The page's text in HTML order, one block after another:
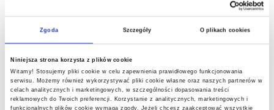
Zgoda Szczegóły O plikach cookies
Niniejsza strona korzysta z plików cookie
Witamy! Stosujemy pliki cookie w celu zapewnienia prawidłowego funkcjonowania
serwisu. Możemy również wykorzystywać pliki cookie własne oraz naszych partnerów w
celach analitycznych i marketingowych, w szczególności dopasowania treści
reklamowych do Twoich preferencji. Korzystanie z analitycznych, marketingowych i
funkcjonalnych plików cookie wymaga zgody. Jeżeli chcesz zaakceptować wszystkie
Pokrój marchewkę i cukinię. Na patelni rozgrzej olej i podsmażaj
przez kilka minut samą marchewkę, następnie dorzuć cukinię i
pozostały ananas. Dodaj sól i ocet balsamiczny. Duś wszystko razem
pod przykryciem, aż do uzyskania odpowiedniej miękkości warzyw.